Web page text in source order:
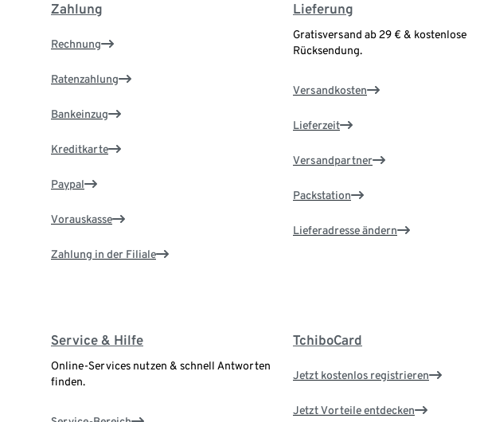
Zahlung
Rechnung
Ratenzahlung
Bankeinzug
Kreditkarte
Paypal
Vorauskasse
Zahlung in der Filiale
Lieferung
Gratisversand ab 29 € & kostenlose
Rücksendung.
Versandkosten
Lieferzeit
Versandpartner
Packstation
Lieferadresse ändern
Service & Hilfe
Online-Services nutzen & schnell Antworten
finden.
TchiboCard
Jetzt kostenlos registrieren
Jetzt Vorteile entdecken